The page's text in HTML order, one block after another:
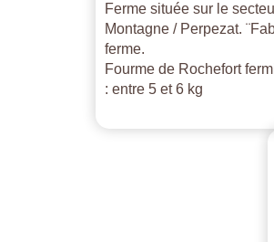
Ferme située sur le
Montagne / Perpezat.
ferme.
Fourme de Rochefort
: entre 5 et 6 kg